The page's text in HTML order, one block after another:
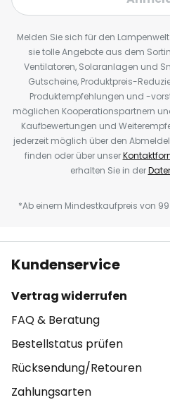
Melden Sie sich für den
sie tolle Angebote aus dem
Ventilatoren, Solaranlagen und
Gutscheine, Produktpreis-
Produktempfehlungen und -
möglichen Kooperationspartnern
Kaufbewertungen und
jederzeit möglich über den
finden oder über unser
erhalten Sie in der
*Ab einem Mindestkaufpreis von
Kundenservice
Vertrag widerrufen
FAQ & Beratung
Bestellstatus prüfen
Rücksendung/Retouren
Zahlungsarten